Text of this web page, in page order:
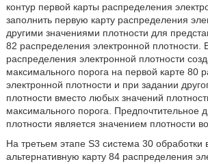
контур первой карты распределения
заполнить первую карту распределения
другими значениями плотности для
82 распределения электронной плотности.
распределения электронной плотности
максимального порога на первой карте 80
электронной плотности и при задании
плотности вместо любых значений
максимального порога. Предпочтительное
плотности является значением плотности
На третьем этапе S3 система 30 обработки
альтернативную карту 84 распределения